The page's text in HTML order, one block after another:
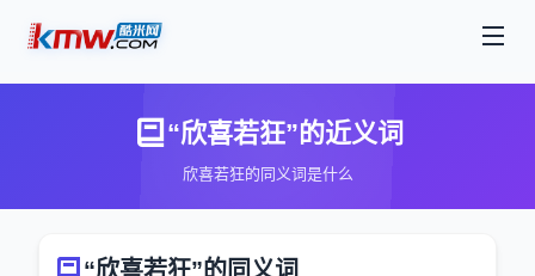
“欣喜若狂”的近义词
欣喜若狂的同义词是什么
“欣喜若狂”的同义词